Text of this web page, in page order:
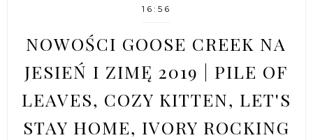
16:56
NOWOŚCI GOOSE CREEK NA
JESIEŃ I ZIMĘ 2019 | PILE OF
LEAVES, COZY KITTEN, LET'S
STAY HOME, IVORY ROCKING